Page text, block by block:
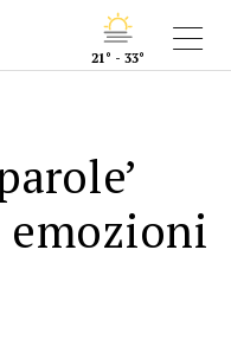
21° - 33°
emozioni